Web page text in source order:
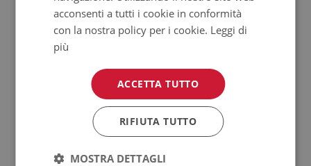
Prodotto facile da pulire,resistente alle macchie e
all'acqua.
Si ricorda che i danni causati dall'uso dovuto al trascorrere
del tempo (es. abrasioni) non sono soggetti a reclami.
Come prendersi cura del prodotto?
acconsenti a tutti i cookie in conformità
con la nostra policy per i cookie. Leggi di
più
ACCETTA TUTTO
RIFIUTA TUTTO
MOSTRA DETTAGLI